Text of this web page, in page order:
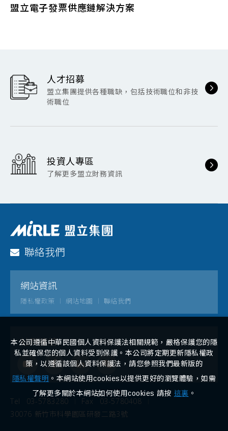
盟立電子發票供應鏈解決方案
人才招募
盟立集團提供各種職缺，包括技術職位和非技
術職位
投資人專區
了解更多盟立財務資訊
聯絡我們
網站資訊
隱私權政策 網站地圖 聯絡我們
社群連結
Tel 03-5783280 Fax
03-5780408
30076 新竹市科學園區研發二路3號
本公司遵循中華民國個人資料保護法相關規範，嚴格保護您的隱
私並確保您的個人資料受到保護。本公司將定期更新隱私權政
策，以遵循該個人資料保護法，請您參照我們最新版的
隱私權聲明 。本網站使用cookies以提供更好的瀏覽體驗，如需
了解更多關於本網站如何使用cookies 請按 這裏 。